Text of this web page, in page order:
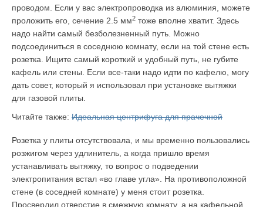
проводом. Если у вас электропроводка из алюминия, можете
проложить его, сечение 2.5 мм2 тоже вполне хватит. Здесь
надо найти самый безболезненный путь. Можно
подсоединиться в соседнюю комнату, если на той стене есть
розетка. Ищите самый короткий и удобный путь, не губите
кафель или стены. Если все-таки надо идти по кафелю, могу
дать совет, который я использовал при установке вытяжки
для газовой плиты.
Читайте также: Идеальная центрифуга для прачечной
Розетка у плиты отсутствовала, и мы временно пользовались
розжигом через удлинитель, а когда пришло время
устанавливать вытяжку, то вопрос о подведении
электропитания встал «во главе угла». На противоположной
стене (в соседней комнате) у меня стоит розетка.
Просверлил отверстие в смежную комнату, а на кафельной